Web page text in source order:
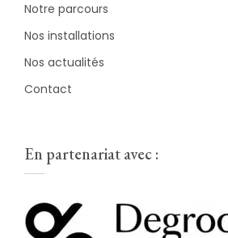
Notre parcours
Nos installations
Nos actualités
Contact
En partenariat avec :